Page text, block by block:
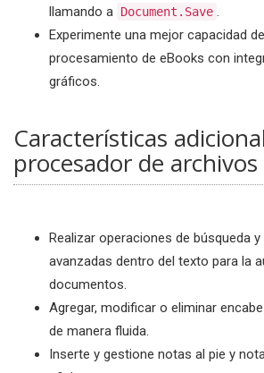
llamando a Document.Save .
Experimente una mejor capacidad
procesamiento de eBooks con
gráficos.
Características
procesador de
Realizar operaciones de búsqueda
avanzadas dentro del texto para la
documentos.
Agregar, modificar o eliminar
de manera fluida.
Inserte y gestione notas al pie y